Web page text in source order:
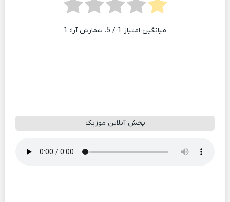
میانگین امتیاز 1 / 5. شمارش آرا: 1
پخش آنلاین موزیک